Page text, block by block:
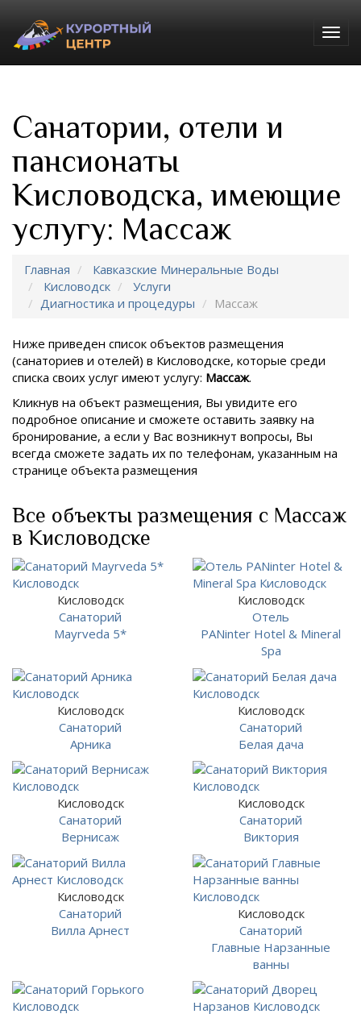
Санатории, отели и
пансионаты
Кисловодска, имеющие
услугу: Массаж
Главная
Кавказские Минеральные Воды
Кисловодск
Услуги
Диагностика и процедуры
Массаж
Ниже приведен список объектов размещения
(санаториев и отелей) в Кисловодске, которые среди
списка своих услуг имеют услугу: Массаж.
Кликнув на объект размещения, Вы увидите его
подробное описание и сможете оставить заявку на
бронирование, а если у Вас возникнут вопросы, Вы
всегда сможете задать их по телефонам, указанным на
странице объекта размещения
Все объекты размещения с Массаж
в Кисловодске
Кисловодск
Санаторий
Mayrveda 5*
Кисловодск
Отель
PANinter Hotel & Mineral
Spa
Кисловодск
Санаторий
Арника
Кисловодск
Санаторий
Белая дача
Кисловодск
Санаторий
Вернисаж
Кисловодск
Санаторий
Виктория
Кисловодск
Санаторий
Вилла Арнест
Кисловодск
Санаторий
Главные Нарзанные
ванны